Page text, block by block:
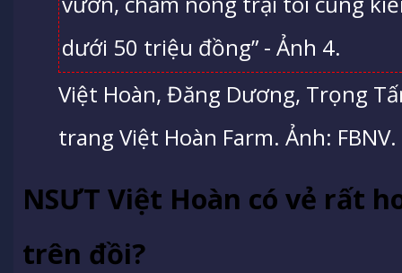
Việt Hoàn, Đăng Dương, Trọng
trang Việt Hoàn Farm. Ảnh: FBNV.
NSƯT Việt Hoàn có vẻ rất
trên đồi?